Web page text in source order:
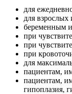
для
для взрослых
беременным
при
при
при
для
пациентам,
пациентам,
гипоплазия,